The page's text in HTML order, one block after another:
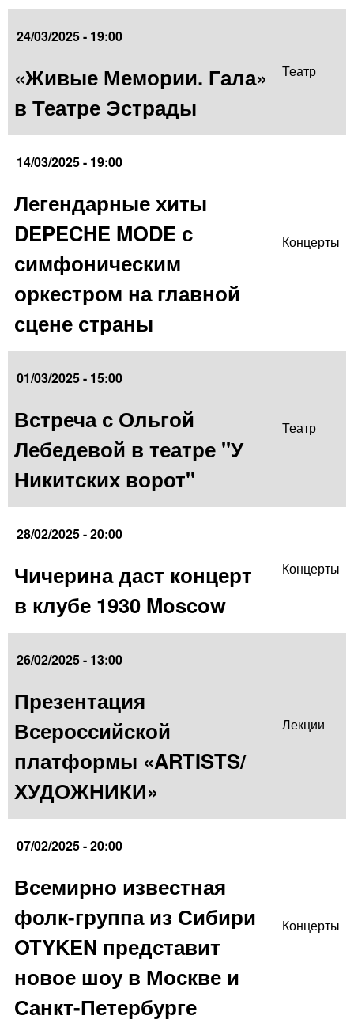
24/03/2025 - 19:00
«Живые Мемории. Гала»
в Театре Эстрады
Театр
14/03/2025 - 19:00
Легендарные хиты
DEPECHE MODE с
симфоническим
оркестром на главной
сцене страны
Концерты
01/03/2025 - 15:00
Встреча с Ольгой
Лебедевой в театре "У
Никитских ворот"
Театр
28/02/2025 - 20:00
Чичерина даст концерт
в клубе 1930 Moscow
Концерты
26/02/2025 - 13:00
Презентация
Всероссийской
платформы «ARTISTS/
ХУДОЖНИКИ»
Лекции
07/02/2025 - 20:00
Всемирно известная
фолк-группа из Сибири
OTYKEN представит
новое шоу в Москве и
Санкт-Петербурге
Концерты